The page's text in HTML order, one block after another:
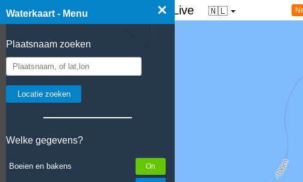
Waterkaart - Menu ×
Plaatsnaam zoeken
Welke gegevens?
Boeien en bakens
☰ Waterkaart van Nederland - Live 🇳🇱